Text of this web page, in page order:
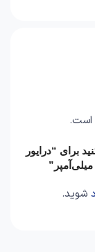
است.
برای “درایور
شوید.